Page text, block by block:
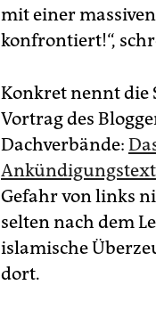
mit einer
konfrontiert!“,
Konkret nennt die
Vortrag des
Dachverbände:
Gefahr von links
selten nach dem
islamische
dort.